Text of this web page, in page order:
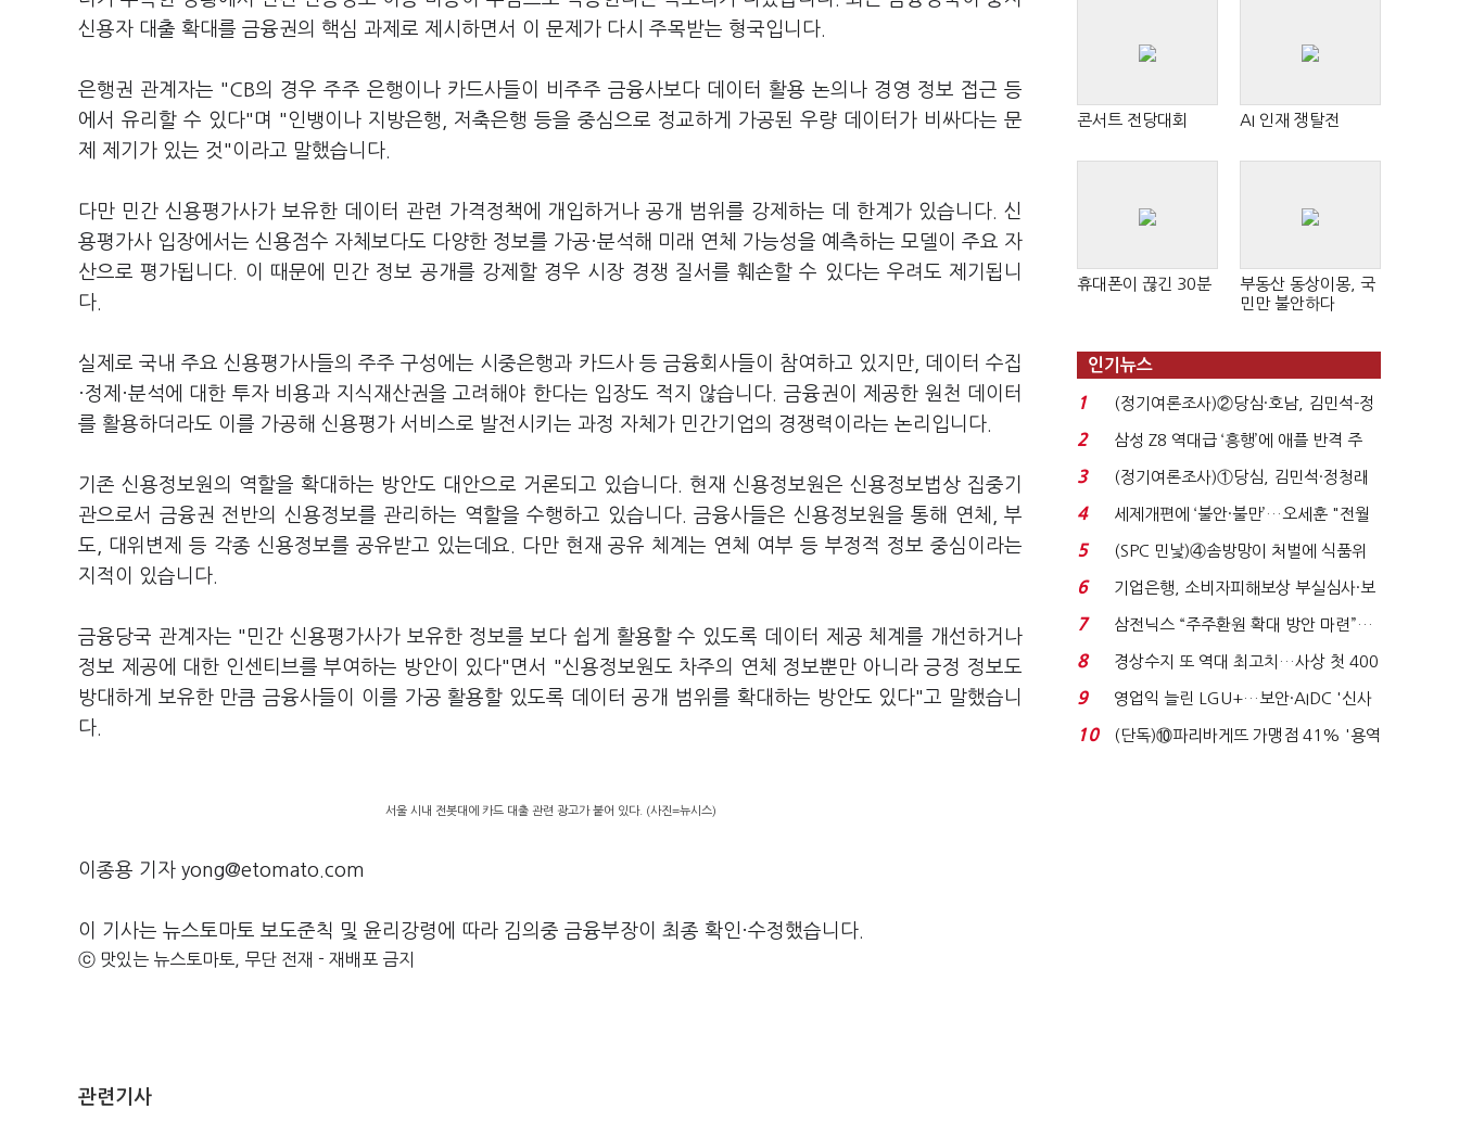
신용자 대출 확대를 금융권의 핵심 과제로 제시하면서 이 문제가 다시 주목받는 형국입니다.
은행권 관계자는 "CB의 경우 주주 은행이나 카드사들이 비주주 금융사보다 데이터 활용 논의나 경영 정보 접근 등
에서 유리할 수 있다"며 "인뱅이나 지방은행, 저축은행 등을 중심으로 정교하게 가공된 우량 데이터가 비싸다는 문
제 제기가 있는 것"이라고 말했습니다.
다만 민간 신용평가사가 보유한 데이터 관련 가격정책에 개입하거나 공개 범위를 강제하는 데 한계가 있습니다. 신
용평가사 입장에서는 신용점수 자체보다도 다양한 정보를 가공·분석해 미래 연체 가능성을 예측하는 모델이 주요 자
산으로 평가됩니다. 이 때문에 민간 정보 공개를 강제할 경우 시장 경쟁 질서를 훼손할 수 있다는 우려도 제기됩니
다.
실제로 국내 주요 신용평가사들의 주주 구성에는 시중은행과 카드사 등 금융회사들이 참여하고 있지만, 데이터 수집
·정제·분석에 대한 투자 비용과 지식재산권을 고려해야 한다는 입장도 적지 않습니다. 금융권이 제공한 원천 데이터
를 활용하더라도 이를 가공해 신용평가 서비스로 발전시키는 과정 자체가 민간기업의 경쟁력이라는 논리입니다.
기존 신용정보원의 역할을 확대하는 방안도 대안으로 거론되고 있습니다. 현재 신용정보원은 신용정보법상 집중기
관으로서 금융권 전반의 신용정보를 관리하는 역할을 수행하고 있습니다. 금융사들은 신용정보원을 통해 연체, 부
도, 대위변제 등 각종 신용정보를 공유받고 있는데요. 다만 현재 공유 체계는 연체 여부 등 부정적 정보 중심이라는
지적이 있습니다.
금융당국 관계자는 "민간 신용평가사가 보유한 정보를 보다 쉽게 활용할 수 있도록 데이터 제공 체계를 개선하거나
정보 제공에 대한 인센티브를 부여하는 방안이 있다"면서 "신용정보원도 차주의 연체 정보뿐만 아니라 긍정 정보도
방대하게 보유한 만큼 금융사들이 이를 가공 활용할 있도록 데이터 공개 범위를 확대하는 방안도 있다"고 말했습니
다.
서울 시내 전봇대에 카드 대출 관련 광고가 붙어 있다. (사진=뉴시스)
이종용 기자 yong@etomato.com
이 기사는 뉴스토마토 보도준칙 및 윤리강령에 따라 김의중 금융부장이 최종 확인·수정했습니다.
ⓒ 맛있는 뉴스토마토, 무단 전재 - 재배포 금지
관련기사
콘서트 전당대회 AI 인재 쟁탈전
휴대폰이 끊긴 30분
부동산 동상이몽, 국
민만 불안하다
인기뉴스
1
(정기여론조사)②당심·호남, 김민석-정
청래 '초접전'...
2
삼성 Z8 역대급 ‘흥행’에 애플 반격 주
목…9월 ‘폴...
3
(정기여론조사)①당심, 김민석·정청래
'초접전'…대통령 ...
4
세제개편에 ‘불안·불만’…오세훈 "전월
세 구하기 더 ...
5
(SPC 민낯)④솜방망이 처벌에 식품위
생법 위반 반복...
6
기업은행, 소비자피해보상 부실심사·보
이스피싱 공시 ...
7
삼전닉스 “주주환원 확대 방안 마련”…
로이터에 성명...
8
경상수지 또 역대 최고치…사상 첫 400
억달러에 '3% 성...
9
영업익 늘린 LGU+…보안·AIDC '신사
업 드라이브'...
10
(단독)⑩파리바게뜨 가맹점 41% '용역